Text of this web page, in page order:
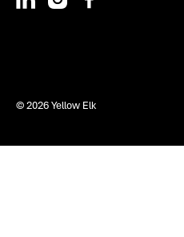
©2026Yellow Elk